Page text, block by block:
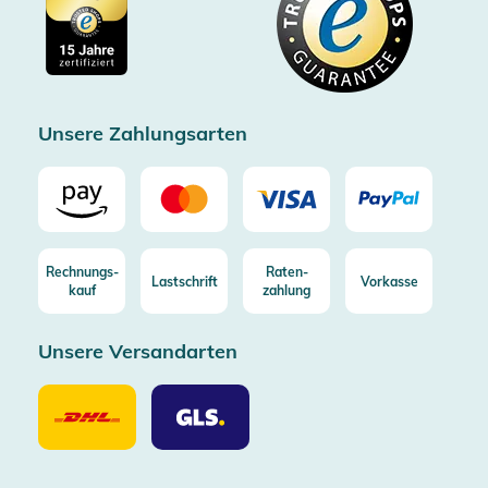
ImpressumGratis Versand ab 100€ Bestellwert (in DE/AT)
Kostenlose Rücksendung (aus DE/AT)
Unsere Zahlungsarten
Rechnungs-
kauf
Lastschrift
Raten-
zahlung
Vorkasse
Unsere Versandarten
Unsere
Versandarten
DHL
Unsere
Versandarten
GLS